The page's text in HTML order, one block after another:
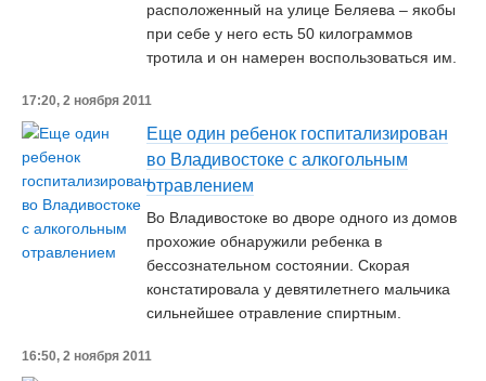
расположенный на улице Беляева – якобы
при себе у него есть 50 килограммов
тротила и он намерен воспользоваться им.
17:20, 2 ноября 2011
Еще один ребенок госпитализирован
во Владивостоке с алкогольным
отравлением
Во Владивостоке во дворе одного из домов
прохожие обнаружили ребенка в
бессознательном состоянии. Скорая
констатировала у девятилетнего мальчика
сильнейшее отравление спиртным.
16:50, 2 ноября 2011